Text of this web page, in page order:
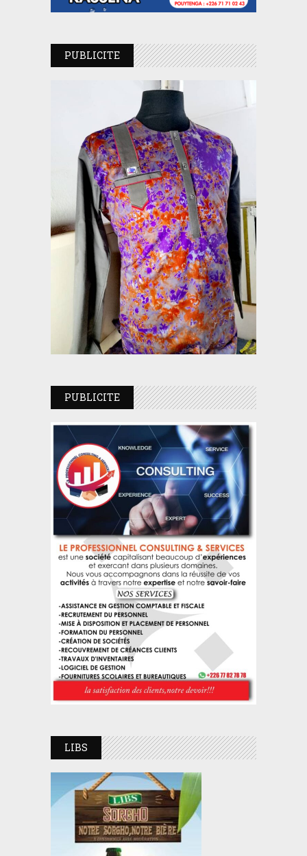
PUBLICITE
PUBLICITE
LIBS